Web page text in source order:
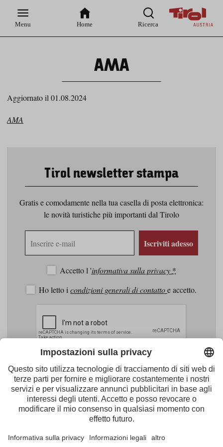
Hauptnavigation
Inhaltsbereich
Menu Home Ricerca
AMA
Aggiornato il 01.08.2024
AMA
Tirol newsletter stampa
Gratis e comodamente nella tua casella di posta elettronica:
le novità turistiche più importanti dal Tirolo
Iscriviti adesso
Accetto l 'informativa sulla privacy *
Ho letto i condizioni generali di contattoe accetto.
Maria-Theresien-Straße 55 · 6020 Innsbruck
FacebookYoutubeInstagramPinterestFeed